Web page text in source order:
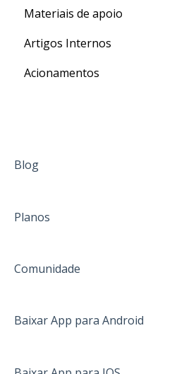
Processos
Materiais de apoio
Para o seu Intercâmbio
Artigos Internos
Acionamentos
Blog
Planos
Comunidade
Baixar App para Android